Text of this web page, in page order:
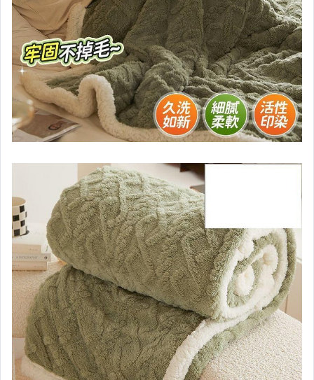
手錶與飾品配件
女包精品與女鞋
家電與影音視聽